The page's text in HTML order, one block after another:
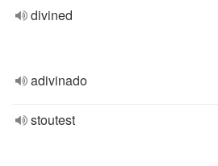
divined
adivinado
stoutest